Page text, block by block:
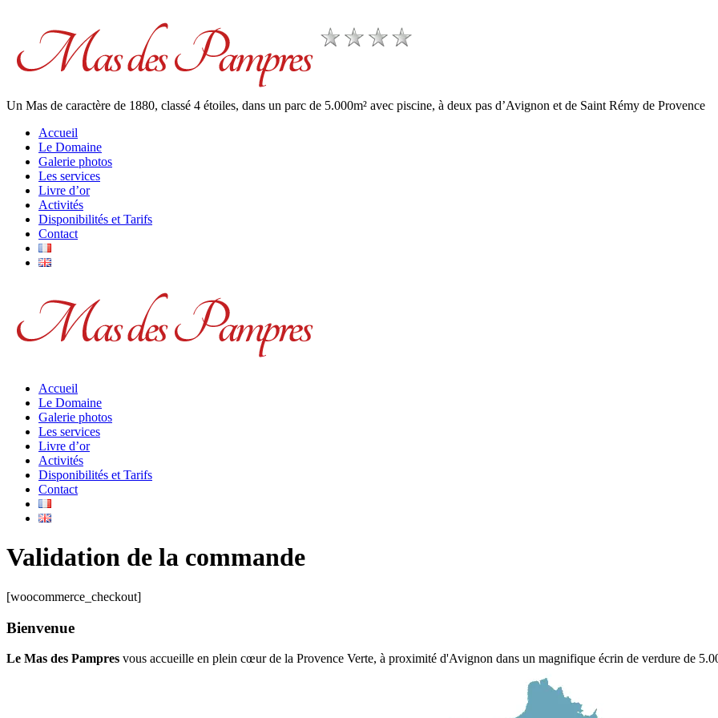
Un Mas de caractère de 1880, classé 4 étoiles, dans un parc de 5.000m² avec piscine, à deux pas d’Avignon et de Saint Rémy de Provence
Accueil
Le Domaine
Galerie photos
Les services
Livre d’or
Activités
Disponibilités et Tarifs
Contact
Accueil
Le Domaine
Galerie photos
Les services
Livre d’or
Activités
Disponibilités et Tarifs
Contact
Validation de la commande
[woocommerce_checkout]
Bienvenue
Le Mas des Pampres vous accueille en plein cœur de la Provence Verte, à proximité d'Avignon dans un magnifique écrin de verdure de